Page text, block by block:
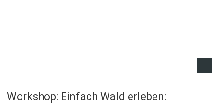
Workshop: Einfach Wald erleben: